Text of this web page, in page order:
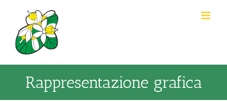
contenuto
Rappresentazione grafica